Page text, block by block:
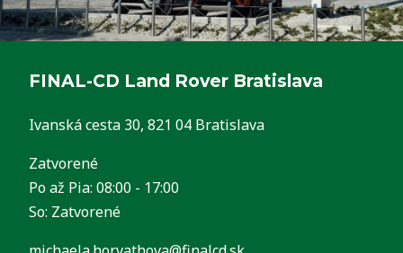
FINAL-CD Land Rover Bratislava
Ivanská cesta 30, 821 04 Bratislava
Zatvorené
Po až Pia: 08:00 - 17:00
So: Zatvorené